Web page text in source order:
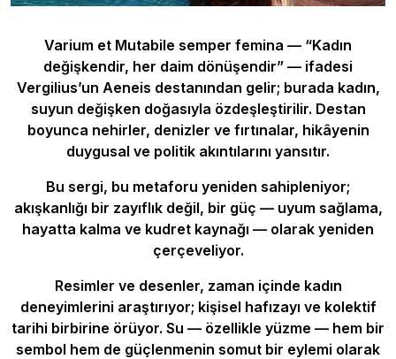
Varium et Mutabile semper femina — “Kadın
değişkendir, her daim dönüşendir” — ifadesi
Vergilius’un Aeneis destanından gelir; burada kadın,
suyun değişken doğasıyla özdeşleştirilir. Destan
boyunca nehirler, denizler ve fırtınalar, hikâyenin
duygusal ve politik akıntılarını yansıtır.
Bu sergi, bu metaforu yeniden sahipleniyor;
akışkanlığı bir zayıflık değil, bir güç — uyum sağlama,
hayatta kalma ve kudret kaynağı — olarak yeniden
çerçeveliyor.
Resimler ve desenler, zaman içinde kadın
deneyimlerini araştırıyor; kişisel hafızayı ve kolektif
tarihi birbirine örüyor. Su — özellikle yüzme — hem bir
sembol hem de güçlenmenin somut bir eylemi olarak